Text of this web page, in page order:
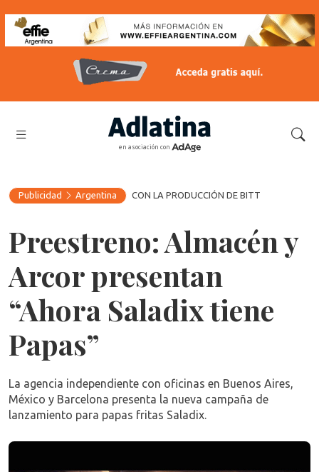
en asociación con
Publicidad Argentina CON LA PRODUCCIÓN DE BITT
Preestreno: Almacén y
Arcor presentan
“Ahora Saladix tiene
Papas”
La agencia independiente con oficinas en Buenos Aires,
México y Barcelona presenta la nueva campaña de
lanzamiento para papas fritas Saladix.